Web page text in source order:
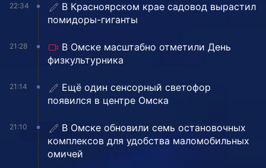
22:34
В Красноярском крае садовод вырастил
помидоры-гиганты
21:28
В Омске масштабно отметили День
физкультурника
21:14
Ещё один сенсорный светофор
появился в центре Омска
21:10
В Омске обновили семь остановочных
комплексов для удобства маломобильных
омичей